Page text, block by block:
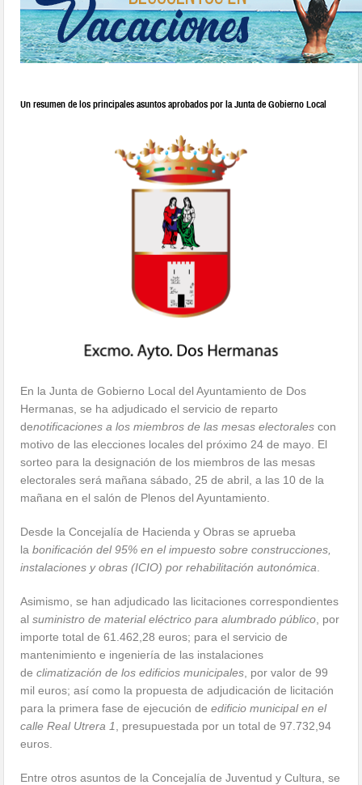
Un resumen de los principales asuntos aprobados por la Junta de Gobierno Local
En la Junta de Gobierno Local del Ayuntamiento de Dos
Hermanas, se ha adjudicado el servicio de reparto
denotificaciones a los miembros de las mesas electorales con
motivo de las elecciones locales del próximo 24 de mayo. El
sorteo para la designación de los miembros de las mesas
electorales será mañana sábado, 25 de abril, a las 10 de la
mañana en el salón de Plenos del Ayuntamiento.
Desde la Concejalía de Hacienda y Obras se aprueba
labonificación del 95% en el impuesto sobre construcciones,
instalaciones y obras (ICIO) por rehabilitación autonómica
Asimismo, se han adjudicado las licitaciones correspondientes
alsuministro de material eléctrico para alumbrado público , por
importe total de 61.462,28 euros; para el servicio de
mantenimiento e ingeniería de las instalaciones
declimatización de los edificios municipales , por valor de 99
mil euros; así como la propuesta de adjudicación de licitación
para la primera fase de ejecución deedificio municipal en el
calle Real Utrera 1
, presupuestada por un total de 97.732,94
euros.
Entre otros asuntos de la Concejalía de Juventud y Cultura, se